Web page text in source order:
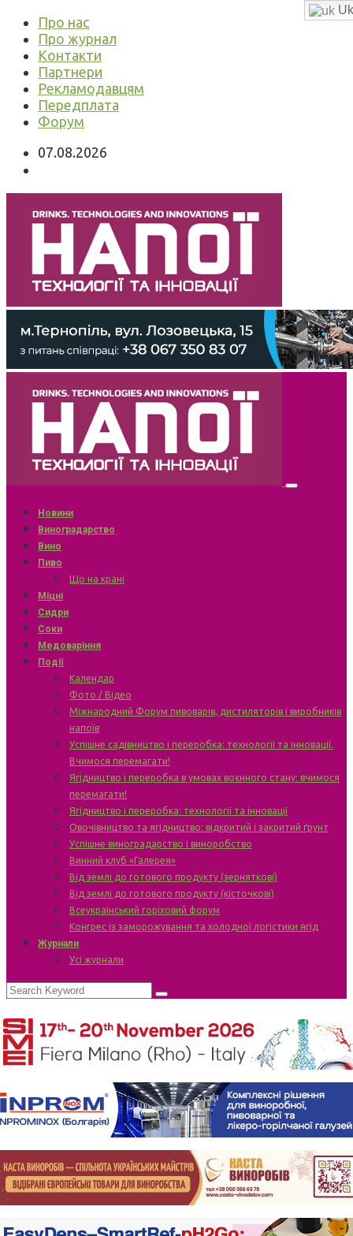
Про нас
Про журнал
Контакти
Партнери
Рекламодавцям
Передплата
Форум
07.08.2026
Новини
Виноградарство
Вино
Пиво
Що на крані
Міцні
Сидри
Соки
Медоваріння
Події
Календар
Фото / Відео
Міжнародний Форум пивоварів, дистиляторів і виробників
напоїв
Успішне садівництво і переробка: технології та інновації.
Вчимося перемагати!
Ягідництво і переробка в умовах воєнного стану: вчимося
перемагати!
Ягідництво і переробка: технології та інновації
Овочівництво та ягідництво: відкритий і закритий ґрунт
Успішне виноградарство і виноробство
Винний клуб «Галерея»
Від землі до готового продукту (зерняткові)
Від землі до готового продукту (кісточкові)
Всеукраїнський горіховий форум
Конгрес із заморожування та холодної логістики ягід
Журнали
Усі журнали